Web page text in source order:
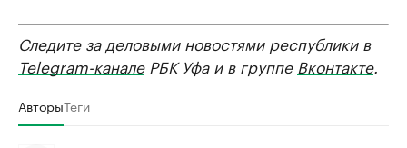
Следите за деловыми новостями республики в
Telegram-каналеРБК Уфа и в группе Вконтакте.
АвторыТеги